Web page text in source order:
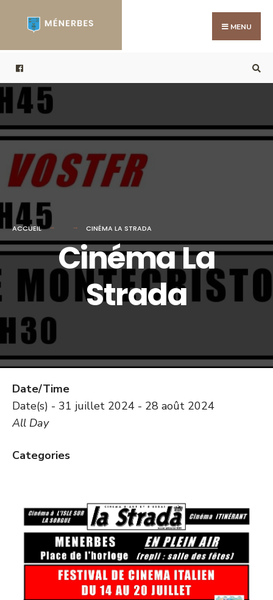
MENU
ACCUEIL CINÉMA LA STRADA
Cinéma La
Strada
Date/Time
Date(s) - 31 juillet 2024 - 28 août 2024
All Day
Categories
for: